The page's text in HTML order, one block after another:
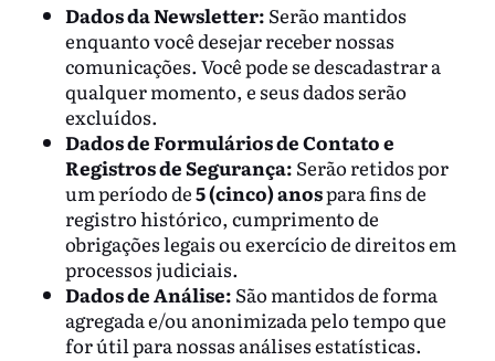
Dados da Newsletter: Serão mantidos
enquanto você desejar receber nossas
comunicações. Você pode se descadastrar a
qualquer momento, e seus dados serão
excluídos.
Dados de Formulários de Contato e
Registros de Segurança: Serão retidos por
um período de5 (cinco) anospara fins de
registro histórico, cumprimento de
obrigações legais ou exercício de direitos em
processos judiciais.
Dados de Análise: São mantidos de forma
agregada e/ou anonimizada pelo tempo que
for útil para nossas análises estatísticas.